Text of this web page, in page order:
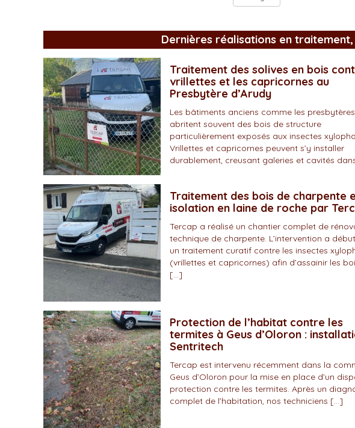
Dernières réalisations en
Traitement des solives en bois
vrillettes et les capricornes au
Presbytère d’Arudy
Les bâtiments anciens comme les presbytères
abritent souvent des bois de structure
particulièrement exposés aux insectes
Vrillettes et capricornes peuvent s’y installer
durablement, creusant galeries et cavités
Traitement des bois de charpente
isolation en laine de roche par
Tercap a réalisé un chantier complet de
technique de charpente. L’intervention a
un traitement curatif contre les insectes
(vrillettes et capricornes) afin d’assainir les
[…]
Protection de l’habitat contre les
termites à Geus d’Oloron :
Sentritech
Tercap est intervenu récemment dans la
Geus d’Oloron pour la mise en place d’un
protection contre les termites. Après un
complet de l’habitation, nos techniciens […]